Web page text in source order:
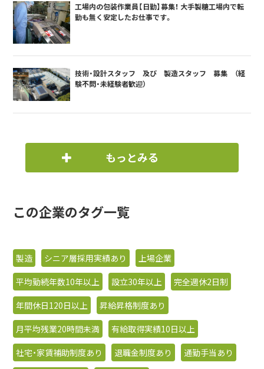
工場内の包装作業員【日勤】募集！ 大手製糖工場内で転
勤も無く安定したお仕事です。
技術・設計スタッフ 及び 製造スタッフ 募集 （経
験不問・未経験者歓迎）
もっとみる
この企業のタグ一覧
製造 シニア層採用実績あり
上場企業
平均勤続年数10年以上
設立30年以上
完全週休2日制
年間休日120日以上
昇給昇格制度あり
月平均残業20時間未満
有給取得実績10日以上
社宅・家賃補助制度あり
退職金制度あり
通勤手当あり